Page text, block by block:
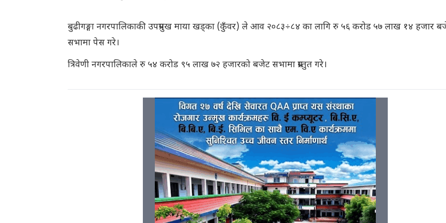
बुढीगङ्गा नगरपालिकाकी उपप्रमुख माया खड्का (कुँवर) ले आव २०८३÷८४ का लागि रु ५६ करोड ५७ लाख १४ हजार
सभामा पेस गरे।
त्रिवेणी नगरपालिकाले रु ५४ करोड ९५ लाख ७२ हजारको बजेट सभामा प्रस्तुत गरे।